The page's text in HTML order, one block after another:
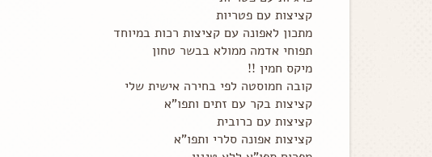
קציצות עם פטריות
מתכון לאפונה עם קציצות רכות במיוחד
תפוחי אדמה ממולא בבשר טחון
מיקס חמין !!
קובה חמוסטה לפי בחירה אישית שלי
קציצות בקר עם זתים ותפו"א
קציצות עם כרובית
קציצות אפונה סלרי ותפו"א